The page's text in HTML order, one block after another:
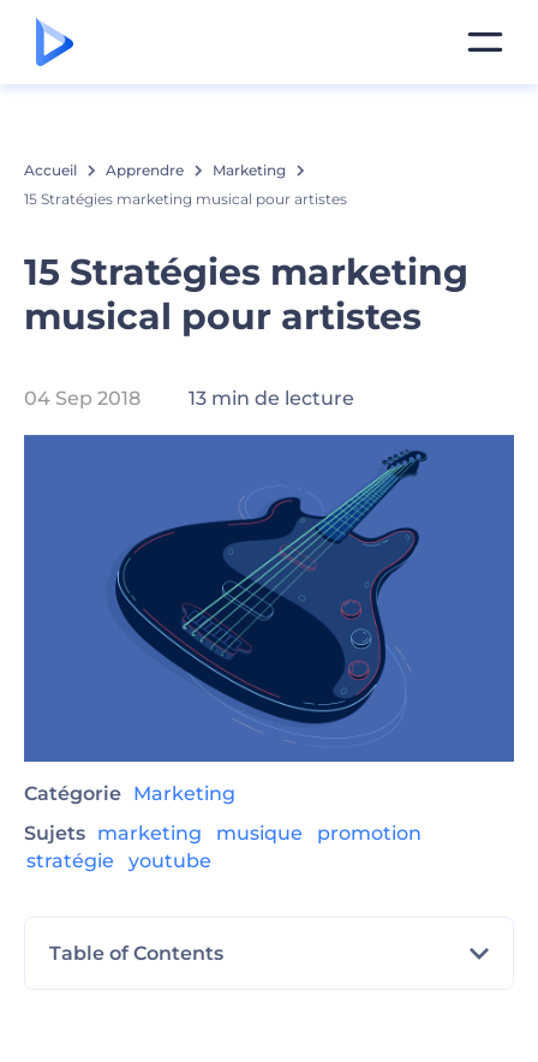
Accueil Apprendre
Marketing
15 Stratégies marketing musical pour artistes
15 Stratégies marketing
musical pour artistes
04 Sep 2018 13 min de lecture
Catégorie Marketing
Sujets marketing musique
promotion
stratégie
youtube
Table of Contents